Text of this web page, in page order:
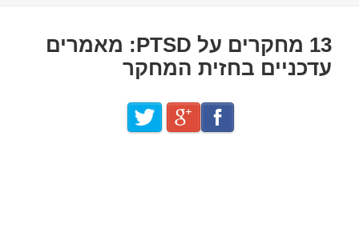
13 מחקרים על PTSD: מאמרים
עדכניים בחזית המחקר